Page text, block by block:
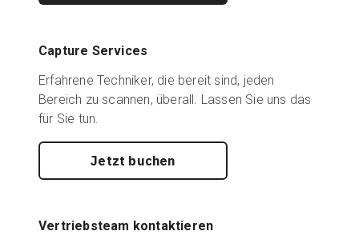
Capture Services
Erfahrene Techniker, die bereit sind, jeden
Bereich zu scannen, überall. Lassen Sie uns das
für Sie tun.
Jetzt buchen
Vertriebsteam kontaktieren